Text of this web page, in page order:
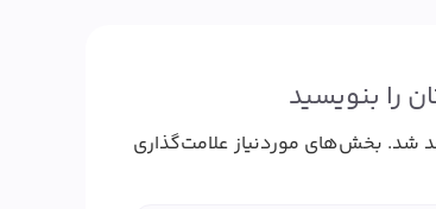
را بنویسید
شد. بخش‌های موردنیاز علامت‌گذاری